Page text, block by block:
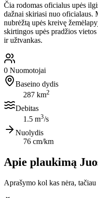
Čia rodomas oficialus upės
dažnai skiriasi nuo oficialaus.
nubrėžtą upės kreivę
skirtingos upės pradžios
ir užtvankas.
0 Nuomotojai
Baseino dydis
287 km2
Debitas
1.5 m3/s
Nuolydis
76 cm/km
Apie plaukimą
Aprašymo kol kas nėra,